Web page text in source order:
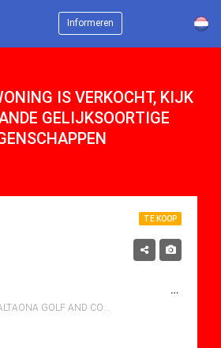
Informeren ×
IS VERKOCHT, KIJK
GELIJKSOORTIGE
TE KOOP
SLEUTEL KLAAR! MOOIE HERENHUIZEN MET 2 SLAAPKAMERS, OP DE GOLFBAAN, DICHT BIJ MURCIA EN DE STRANDEN.
BAÑOS Y MENDIGO, ALTAONA GOLF AND COUNTRY VILLAGE